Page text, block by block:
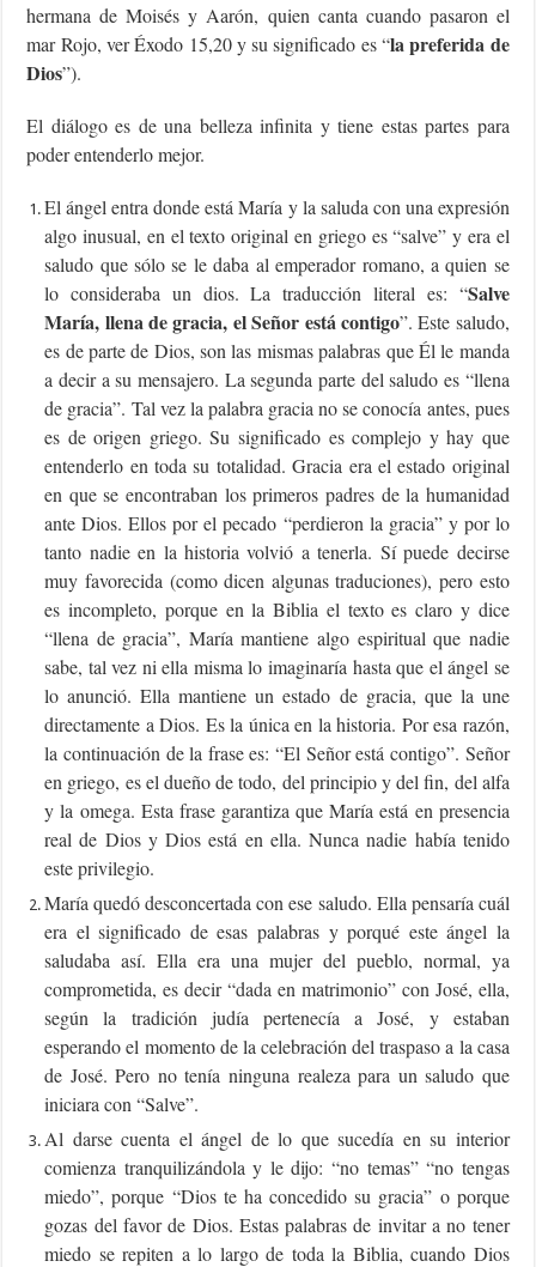
hermana de Moisés y Aarón, quien canta cuando pasaron el
mar Rojo, ver Éxodo 15,20 y su significado es “la preferida de
Dios”).
El diálogo es de una belleza infinita y tiene estas partes para
poder entenderlo mejor.
El ángel entra donde está María y la saluda con una expresión
algo inusual, en el texto original en griego es “salve” y era el
saludo que sólo se le daba al emperador romano, a quien se
lo consideraba un dios. La traducción literal es: “Salve
María, llena de gracia, el Señor está contigo”. Este saludo,
es de parte de Dios, son las mismas palabras que Él le manda
a decir a su mensajero. La segunda parte del saludo es “llena
de gracia”. Tal vez la palabra gracia no se conocía antes, pues
es de origen griego. Su significado es complejo y hay que
entenderlo en toda su totalidad. Gracia era el estado original
en que se encontraban los primeros padres de la humanidad
ante Dios. Ellos por el pecado “perdieron la gracia” y por lo
tanto nadie en la historia volvió a tenerla. Sí puede decirse
muy favorecida (como dicen algunas traduciones), pero esto
es incompleto, porque en la Biblia el texto es claro y dice
“llena de gracia”, María mantiene algo espiritual que nadie
sabe, tal vez ni ella misma lo imaginaría hasta que el ángel se
lo anunció. Ella mantiene un estado de gracia, que la une
directamente a Dios. Es la única en la historia. Por esa razón,
la continuación de la frase es: “El Señor está contigo”. Señor
en griego, es el dueño de todo, del principio y del fin, del alfa
y la omega. Esta frase garantiza que María está en presencia
real de Dios y Dios está en ella. Nunca nadie había tenido
este privilegio.
María quedó desconcertada con ese saludo. Ella pensaría cuál
era el significado de esas palabras y porqué este ángel la
saludaba así. Ella era una mujer del pueblo, normal, ya
comprometida, es decir “dada en matrimonio” con José, ella,
según la tradición judía pertenecía a José, y estaban
esperando el momento de la celebración del traspaso a la casa
de José. Pero no tenía ninguna realeza para un saludo que
iniciara con “Salve”.
Al darse cuenta el ángel de lo que sucedía en su interior
comienza tranquilizándola y le dijo: “no temas” “no tengas
miedo”, porque “Dios te ha concedido su gracia” o porque
gozas del favor de Dios. Estas palabras de invitar a no tener
miedo se repiten a lo largo de toda la Biblia, cuando Dios